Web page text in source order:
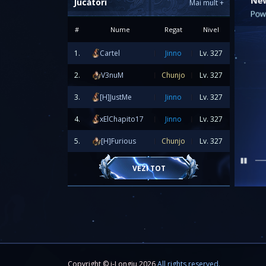
Mai mult+
# Nume Regat Nivel
1. Cartel Jinno Lv. 327
2. V3nuM Chunjo Lv. 327
3. [H]JustMe Jinno Lv. 327
4. xElChapito17 Jinno Lv. 327
5. [H]Furious Chunjo Lv. 327
VEZI TOT
Copyright © i-Longju 2026All rights reserved.